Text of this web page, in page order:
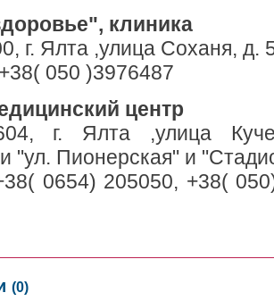
клиника
г. Ялта ,улица Соханя, д.
050 )3976487
центр
г. Ялта ,улица
"ул. Пионерская" и
0654) 205050, +38(
(0)